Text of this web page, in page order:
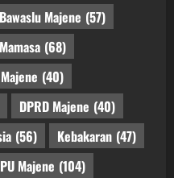
Bawaslu Majene (57)
(68)
(40)
DPRD Majene (40)
(56) Kebakaran (47)
Majene (104)